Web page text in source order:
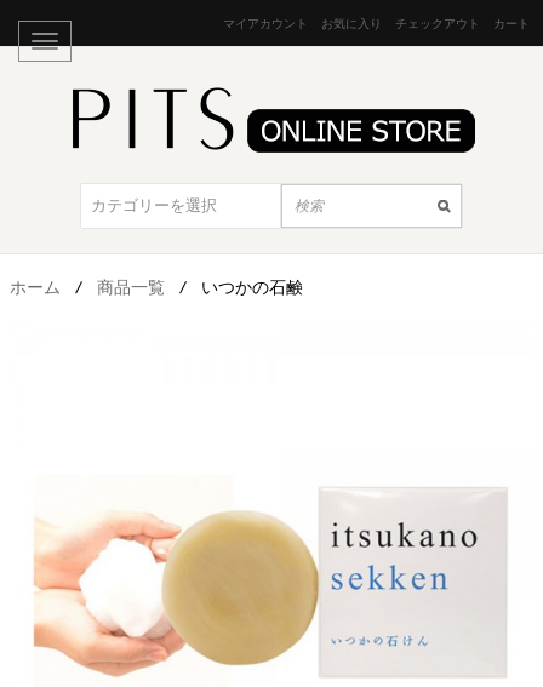
マイアカウント お気に入り チェックアウト カート
ホーム / 商品一覧 / いつかの石鹸